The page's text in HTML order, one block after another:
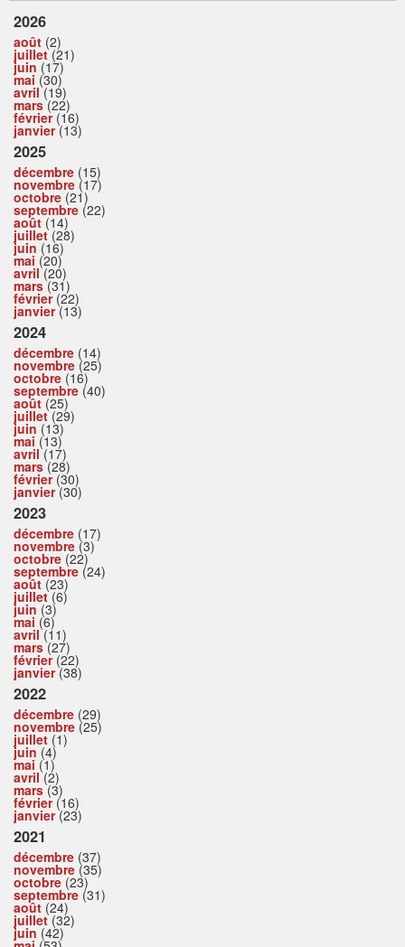
2026
août (2)
juillet(21)
juin (17)
mai (30)
avril(19)
mars(22)
février(16)
janvier(13)
2025
décembre (15)
novembre (17)
octobre (21)
septembre (22)
août (14)
juillet(28)
juin (16)
mai (20)
avril(20)
mars(31)
février(22)
janvier(13)
2024
décembre (14)
novembre (25)
octobre (16)
septembre (40)
août (25)
juillet(29)
juin (13)
mai (13)
avril(17)
mars(28)
février(30)
janvier(30)
2023
décembre (17)
novembre (3)
octobre (22)
septembre (24)
août (23)
juillet(6)
juin (3)
mai (6)
avril(11)
mars(27)
février(22)
janvier(38)
2022
décembre (29)
novembre (25)
juillet (1)
juin (4)
mai (1)
avril(2)
mars(3)
février(16)
janvier(23)
2021
décembre (37)
novembre (35)
octobre (23)
septembre (31)
août (24)
juillet(32)
juin (42)